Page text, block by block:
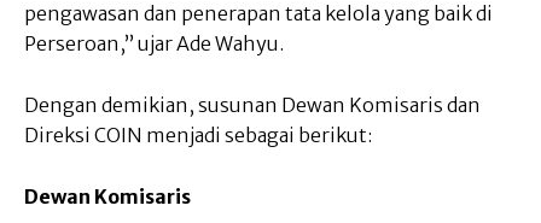
pengawasan dan penerapan tata kelola yang baik di
Perseroan,” ujar Ade Wahyu.
Dengan demikian, susunan Dewan Komisaris dan
Direksi COIN menjadi sebagai berikut:
Dewan Komisaris